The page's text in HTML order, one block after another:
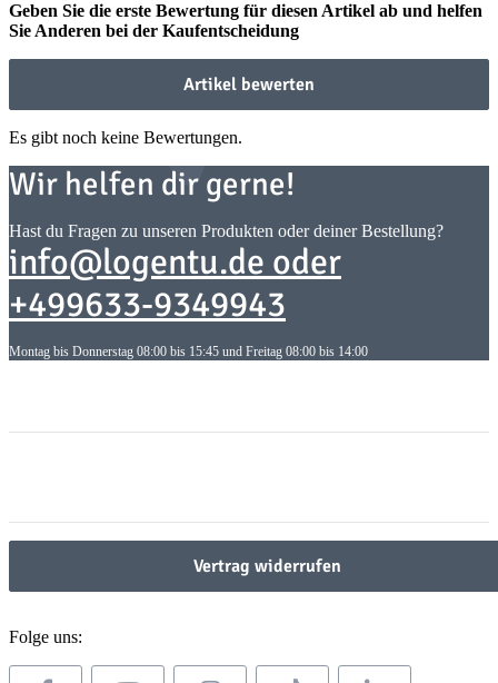
Geben Sie die erste Bewertung für diesen Artikel ab und helfen
Sie Anderen bei der Kaufentscheidung
Artikel bewerten
Es gibt noch keine Bewertungen.
Wir helfen dir gerne!
Hast du Fragen zu unseren Produkten oder deiner Bestellung?
info@logentu.de oder
+499633-9349943
Montag bis Donnerstag 08:00 bis 15:45 und Freitag 08:00 bis 14:00
Vertrag widerrufen
Folge uns: